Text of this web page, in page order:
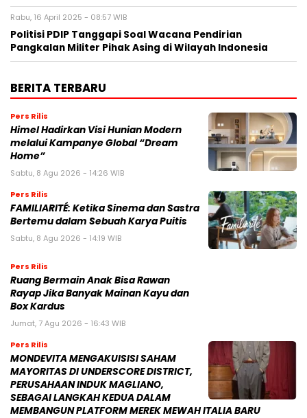
Rabu, 16 April 2025 - 08:57 WIB
Politisi PDIP Tanggapi Soal Wacana Pendirian
Pangkalan Militer Pihak Asing di Wilayah Indonesia
BERITA TERBARU
Pers Rilis
Himel Hadirkan Visi Hunian Modern
melalui Kampanye Global “Dream
Home”
Sabtu, 8 Agu 2026 - 14:26 WIB
Pers Rilis
FAMILIARITÉ: Ketika Sinema dan Sastra
Bertemu dalam Sebuah Karya Puitis
Sabtu, 8 Agu 2026 - 14:19 WIB
Pers Rilis
Ruang Bermain Anak Bisa Rawan
Rayap Jika Banyak Mainan Kayu dan
Box Kardus
Jumat, 7 Agu 2026 - 16:43 WIB
Pers Rilis
MONDEVITA MENGAKUISISI SAHAM
MAYORITAS DI UNDERSCORE DISTRICT,
PERUSAHAAN INDUK MAGLIANO,
SEBAGAI LANGKAH KEDUA DALAM
MEMBANGUN PLATFORM MEREK MEWAH ITALIA BARU